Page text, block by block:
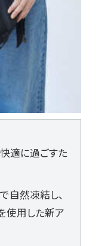
適に過ごすた
自然凍結し、
使用した新ア